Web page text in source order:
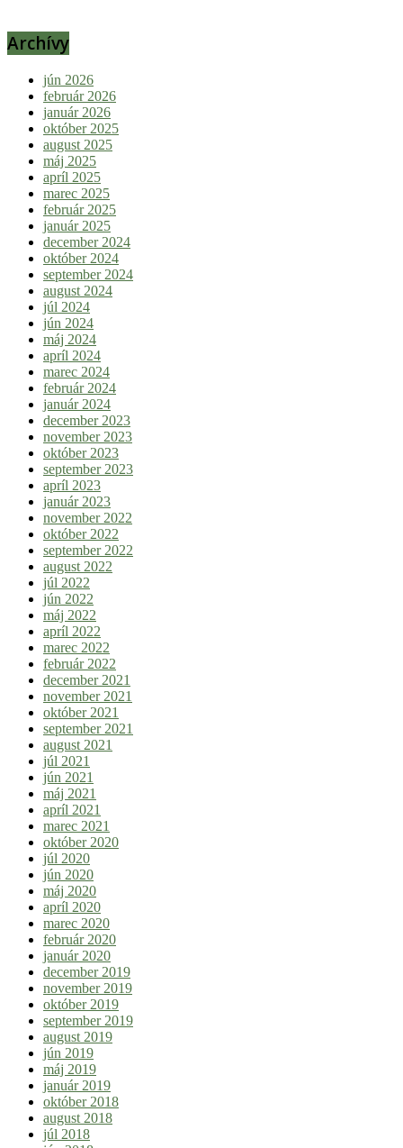
Archívy
jún 2026
február 2026
január 2026
október 2025
august 2025
máj 2025
apríl 2025
marec 2025
február 2025
január 2025
december 2024
október 2024
september 2024
august 2024
júl 2024
jún 2024
máj 2024
apríl 2024
marec 2024
február 2024
január 2024
december 2023
november 2023
október 2023
september 2023
apríl 2023
január 2023
november 2022
október 2022
september 2022
august 2022
júl 2022
jún 2022
máj 2022
apríl 2022
marec 2022
február 2022
december 2021
november 2021
október 2021
september 2021
august 2021
júl 2021
jún 2021
máj 2021
apríl 2021
marec 2021
október 2020
júl 2020
jún 2020
máj 2020
apríl 2020
marec 2020
február 2020
január 2020
december 2019
november 2019
október 2019
september 2019
august 2019
jún 2019
máj 2019
január 2019
október 2018
august 2018
júl 2018